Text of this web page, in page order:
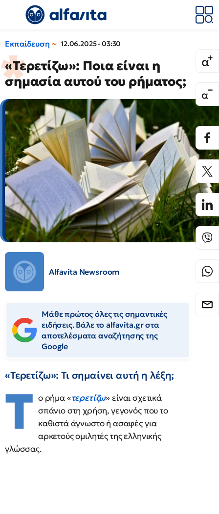
Εκπαίδευση 12.06.2025 - 03:30
«Τερετίζω»: Ποια είναι η
σημασία αυτού του ρήματος;
Alfavita Newsroom
Μάθε πρώτος όλες τις σημαντικές
ειδήσεις. Βάλε το alfavita.gr στα
αποτελέσματα αναζήτησης της
Google
«Τερετίζω»: Τι σημαίνει αυτή η λέξη;
Τ ο ρήμα «τερετίζω» είναι σχετικά
σπάνιο στη χρήση, γεγονός που το
καθιστά άγνωστο ή ασαφές για
αρκετούς ομιλητές της ελληνικής
γλώσσας.